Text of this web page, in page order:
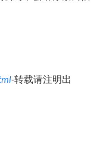
-转载请注明出